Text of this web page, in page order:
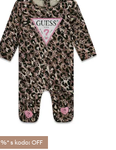
%* s kodo: OFF